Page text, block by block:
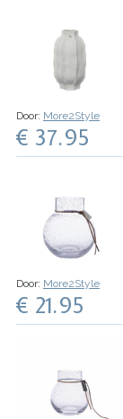
Door: More2Style
€ 37.95
Door: More2Style
€ 21.95